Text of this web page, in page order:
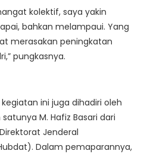
kolektif, saya yakin
bahkan melampaui. Yang
merasakan peningkatan
pungkasnya.
ini juga dihadiri oleh
M. Hafiz Basari dari
Jenderal
Dalam pemaparannya,